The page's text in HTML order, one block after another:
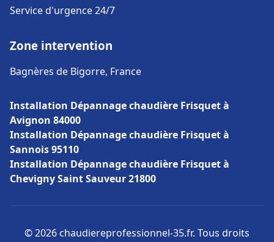
Service d'urgence 24/7
Zone intervention
Bagnères de Bigorre, France
Installation Dépannage chaudière Frisquet à
Avignon 84000
Installation Dépannage chaudière Frisquet à
Sannois 95110
Installation Dépannage chaudière Frisquet à
Chevigny Saint Sauveur 21800
© 2026 chaudiereprofessionnel-35.fr. Tous droits